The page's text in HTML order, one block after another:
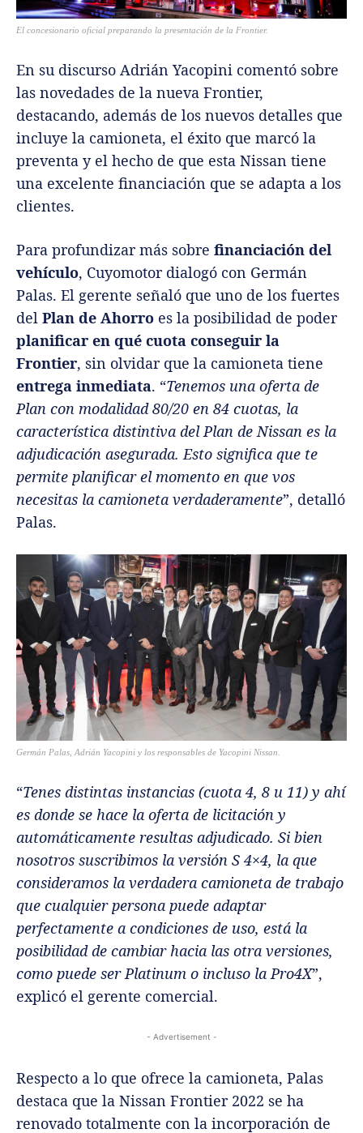
El concesionario oficial preparando la presentación de la Frontier.
En su discurso Adrián Yacopini comentó sobre
las novedades de la nueva Frontier,
destacando, además de los nuevos detalles que
incluye la camioneta, el éxito que marcó la
preventa y el hecho de que esta Nissan tiene
una excelente financiación que se adapta a los
clientes.
Para profundizar más sobre financiación del
vehículo, Cuyomotordialogó con Germán
Palas. El gerente señaló que uno de los fuertes
del Plan de Ahorro es la posibilidad de poder
planificar en qué cuota conseguir la
Frontier, sin olvidar que la camioneta tiene
entrega inmediata. “Tenemos una oferta de
Plan con modalidad 80/20 en 84 cuotas, la
característica distintiva del Plan de Nissan es la
adjudicación asegurada. Esto significa que te
permite planificar el momento en que vos
necesitas la camioneta verdaderamente”, detalló
Palas.
Germán Palas, Adrián Yacopini y los responsables de Yacopini Nissan.
“Tenes distintas instancias (cuota 4, 8 u 11) y ahí
es donde se hace la oferta de licitación y
automáticamente resultas adjudicado. Si bien
nosotros suscribimos la versión S 4×4, la que
consideramos la verdadera camioneta de trabajo
que cualquier persona puede adaptar
perfectamente a condiciones de uso, está la
posibilidad de cambiar hacia las otra versiones,
como puede ser Platinum o incluso la Pro4X”,
explicó el gerente comercial.
- Advertisement -
Respecto a lo que ofrece la camioneta, Palas
destaca que la Nissan Frontier 2022 se ha
renovado totalmente con la incorporación de